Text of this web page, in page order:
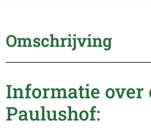
Omschrijving
Informatie over
Paulushof: